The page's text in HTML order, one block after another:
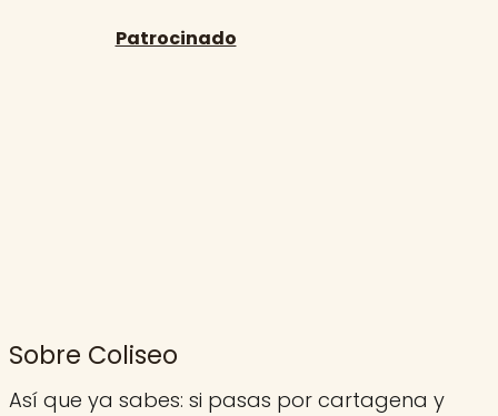
Sobre Coliseo
Así que ya sabes: si pasas por cartagena y